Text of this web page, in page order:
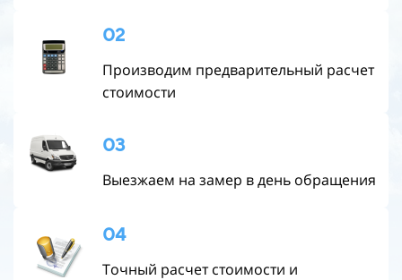
02
Производим предварительный расчет
стоимости
03
Выезжаем на замер в день обращения
04
Точный расчет стоимости и